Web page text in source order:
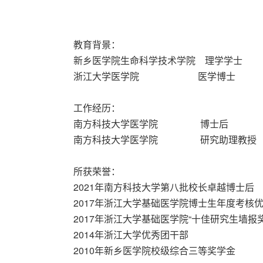
教育背景：
新乡医学院生命科学技术学院 理学学士
浙江大学医学院 医学博士
工作经历：
南方科技大学医学院 博士后
南方科技大学医学院 研究助理教授
所获荣誉：
2021年南方科技大学第八批校长卓越博士后
2017年浙江大学基础医学院博士生年度考核
2017年浙江大学基础医学院“十佳研究生墙报
2014年浙江大学优秀团干部
2010年新乡医学院校级综合三等奖学金